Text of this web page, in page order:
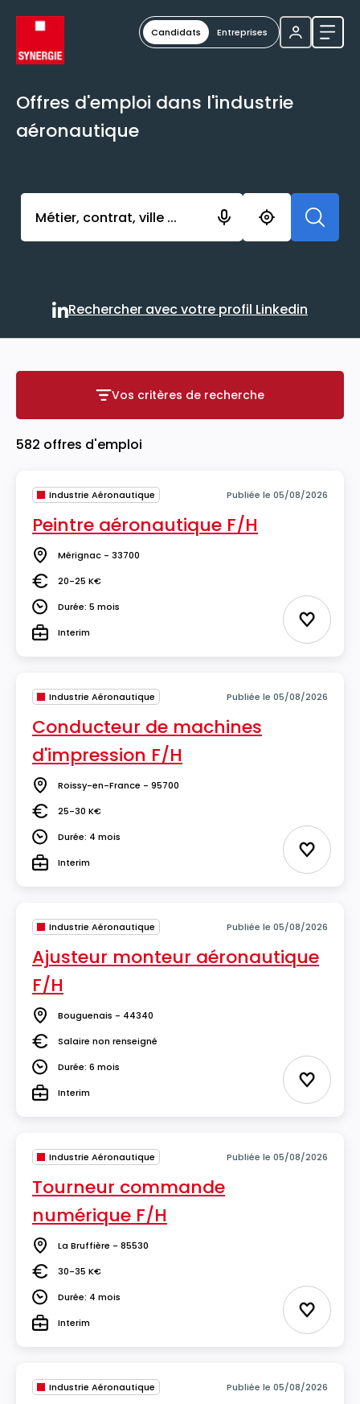
Candidats Entreprises
Offres d'emploi dans l'industrie
aéronautique
Activer l’élément pour lancer l’enregistrement.
Rechercher avec votre
Rechercher avec votre profil Linkedin
Vos critères de recherche
Vos critères de recherche
582 offres d'emploi
Industrie Aéronautique Publiée le 05/08/2026
Peintre aéronautique F/H
Lieu Mérignac - 33700
Salaire20-25 K€
DuréeDurée: 5 mois
TypeInterim Ajouter
Industrie Aéronautique Publiée le 05/08/2026
Conducteur de machines
d'impression F/H
Lieu Roissy-en-France - 95700
Salaire25-30 K€
DuréeDurée: 4 mois
TypeInterim Ajouter
Industrie Aéronautique Publiée le 05/08/2026
Ajusteur monteur aéronautique
F/H
Lieu Bouguenais - 44340
SalaireSalaire non renseigné
DuréeDurée: 6 mois
TypeInterim Ajouter
Industrie Aéronautique Publiée le 05/08/2026
Tourneur commande
numérique F/H
Lieu La Bruffière - 85530
Salaire30-35 K€
DuréeDurée: 4 mois
TypeInterim Ajouter
Industrie Aéronautique Publiée le 05/08/2026